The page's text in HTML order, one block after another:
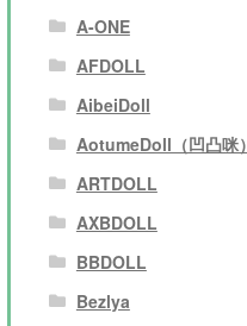
A-ONE
AFDOLL
AibeiDoll
AotumeDoll（凹凸咪）
ARTDOLL
AXBDOLL
BBDOLL
Bezlya